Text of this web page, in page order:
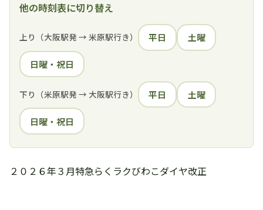
他の時刻表に切り替え
上り（大阪駅発 → 米原駅行き） 平日 土曜
日曜・祝日
下り（米原駅発 → 大阪駅行き） 平日 土曜
日曜・祝日
２０２６年３月特急らくラクびわこダイヤ改正